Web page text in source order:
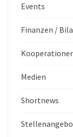
Events
Finanzen /
Medien
Shortnews